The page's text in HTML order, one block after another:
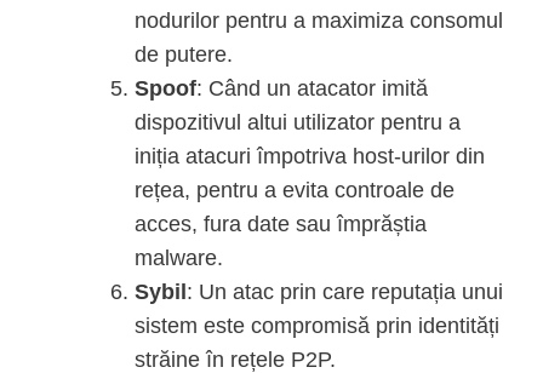
nodurilor pentru a maximiza consomul
de putere.
Spoof: Când un atacator imită
dispozitivul altui utilizator pentru a
iniția atacuri împotriva host-urilor din
rețea, pentru a evita controale de
acces, fura date sau împrăștia
malware.
Sybil: Un atac prin care reputația unui
sistem este compromisă prin identități
străine în rețele P2P.